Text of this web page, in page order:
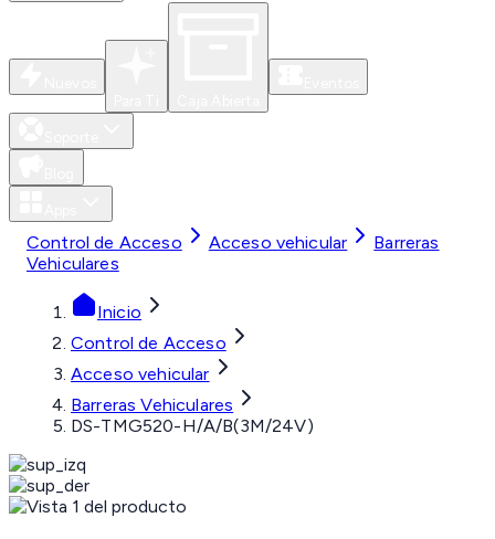
Control de Acceso Acceso vehicular
Barreras
Vehiculares
Inicio
Control de Acceso
Acceso vehicular
Barreras Vehiculares
DS-TMG520-H/A/B(3M/24V)